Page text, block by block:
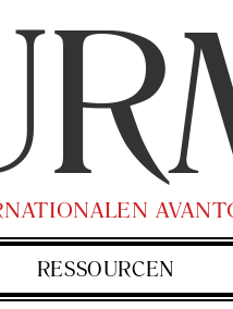
RES­SOUR­CEN